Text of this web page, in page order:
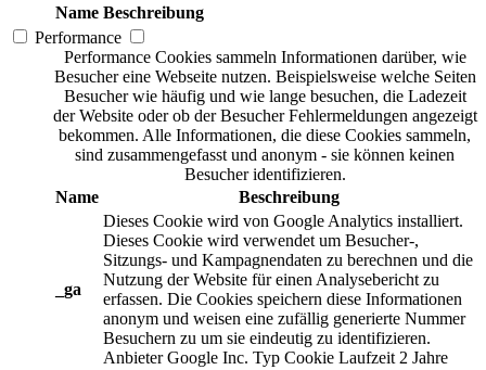
Name Beschreibung
Performance
Performance Cookies sammeln Informationen darüber, wie
Besucher eine Webseite nutzen. Beispielsweise welche Seiten
Besucher wie häufig und wie lange besuchen, die Ladezeit
der Website oder ob der Besucher Fehlermeldungen angezeigt
bekommen. Alle Informationen, die diese Cookies sammeln,
sind zusammengefasst und anonym - sie können keinen
Besucher identifizieren.
Name
Beschreibung
_ga
Dieses Cookie wird von Google Analytics installiert.
Dieses Cookie wird verwendet um Besucher-,
Sitzungs- und Kampagnendaten zu berechnen und die
Nutzung der Website für einen Analysebericht zu
erfassen. Die Cookies speichern diese Informationen
anonym und weisen eine zufällig generierte Nummer
Besuchern zu um sie eindeutig zu identifizieren.
Anbieter Google Inc. Typ Cookie Laufzeit 2 Jahre